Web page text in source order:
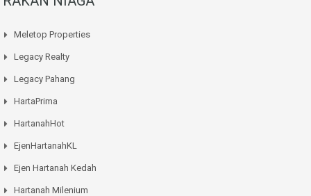
Meletop Properties
Legacy Realty
Legacy Pahang
HartaPrima
HartanahHot
EjenHartanahKL
Ejen Hartanah Kedah
Hartanah Milenium